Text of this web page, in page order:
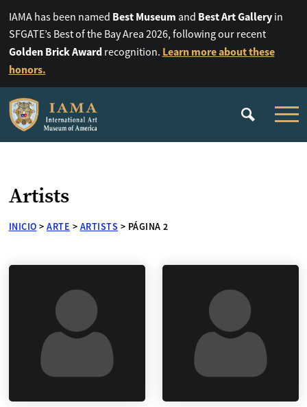
IAMA has been named Best Museum and Best Art Galleryin
SFGATE’s Best of the Bay Area 2026, following our recent
Golden Brick Awardrecognition. Learn more about these
honors.
Artists
INICIO > ARTE > ARTISTS > PÁGINA 2